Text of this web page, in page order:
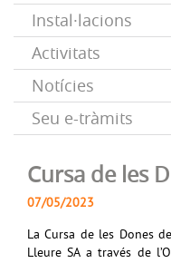
Instal·lacions
Activitats
Notícies
Seu e-tràmits
Cursa de les
07/05/2023
La Cursa de les Dones
Lleure SA a través de